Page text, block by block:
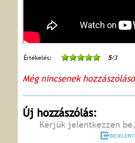
Értékelés: 5/3
Még nincsenek
Új hozzászólás:
Kérjük jelentkezzen